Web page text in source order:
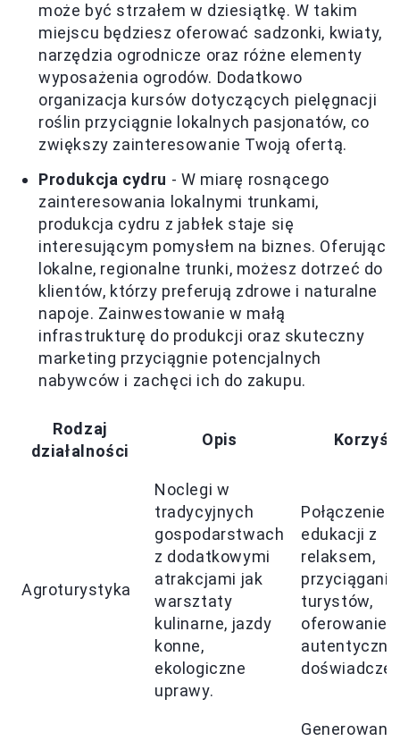
może być strzałem w dziesiątkę. W takim
miejscu będziesz oferować sadzonki, kwiaty,
narzędzia ogrodnicze oraz różne elementy
wyposażenia ogrodów. Dodatkowo
organizacja kursów dotyczących pielęgnacji
roślin przyciągnie lokalnych pasjonatów, co
zwiększy zainteresowanie Twoją ofertą.
Produkcja cydru - W miarę rosnącego
zainteresowania lokalnymi trunkami,
produkcja cydru z jabłek staje się
interesującym pomysłem na biznes. Oferując
lokalne, regionalne trunki, możesz dotrzeć do
klientów, którzy preferują zdrowe i naturalne
napoje. Zainwestowanie w małą
infrastrukturę do produkcji oraz skuteczny
marketing przyciągnie potencjalnych
nabywców i zachęci ich do zakupu.
Rodzaj
działalności
Opis
Agroturystyka
Noclegi w
tradycyjnych
gospodarstwach
z dodatkowymi
atrakcjami jak
warsztaty
kulinarne, jazdy
konne,
ekologiczne
uprawy.
Połączenie
edukacji z
relaksem,
przyciąganie
turystów,
oferowanie